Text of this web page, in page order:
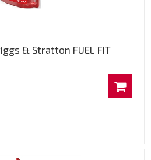
& Stratton FUEL FIT